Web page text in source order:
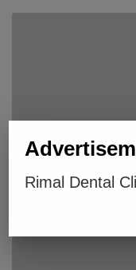
धनगढीमा देउडा
Rimal Dental